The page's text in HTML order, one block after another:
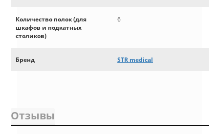
Количество полок (для
шкафов и подкатных
столиков)
6
Бренд STR medical
Отзывы